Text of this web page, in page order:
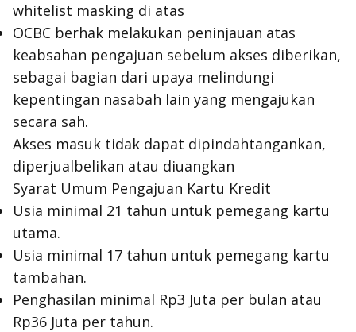
whitelist masking di atas
OCBC berhak melakukan peninjauan atas
keabsahan pengajuan sebelum akses diberikan,
sebagai bagian dari upaya melindungi
kepentingan nasabah lain yang mengajukan
secara sah.
Akses masuk tidak dapat dipindahtangankan,
diperjualbelikan atau diuangkan
Syarat Umum Pengajuan Kartu Kredit
Usia minimal 21 tahun untuk pemegang kartu
utama.
Usia minimal 17 tahun untuk pemegang kartu
tambahan.
Penghasilan minimal Rp3 Juta per bulan atau
Rp36 Juta per tahun.